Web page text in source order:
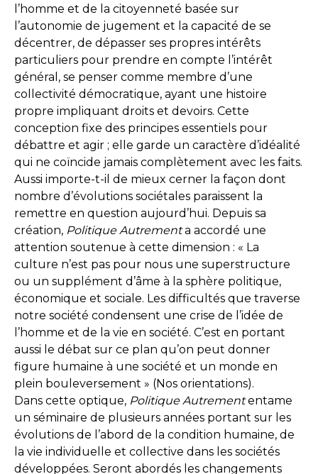
l’homme et de la citoyenneté basée sur
l’autonomie de jugement et la capacité de se
décentrer, de dépasser ses propres intérêts
particuliers pour prendre en compte l’intérêt
général, se penser comme membre d’une
collectivité démocratique, ayant une histoire
propre impliquant droits et devoirs. Cette
conception fixe des principes essentiels pour
débattre et agir ; elle garde un caractère d’idéalité
qui ne coïncide jamais complètement avec les faits.
Aussi importe-t-il de mieux cerner la façon dont
nombre d’évolutions sociétales paraissent la
remettre en question aujourd’hui. Depuis sa
création, Politique Autrementa accordé une
attention soutenue à cette dimension : « La
culture n’est pas pour nous une superstructure
ou un supplément d’âme à la sphère politique,
économique et sociale. Les difficultés que traverse
notre société condensent une crise de l’idée de
l’homme et de la vie en société. C’est en portant
aussi le débat sur ce plan qu’on peut donner
figure humaine à une société et un monde en
plein bouleversement » (Nos orientations).
Dans cette optique, Politique Autremententame
un séminaire de plusieurs années portant sur les
évolutions de l’abord de la condition humaine, de
la vie individuelle et collective dans les sociétés
développées. Seront abordés les changements